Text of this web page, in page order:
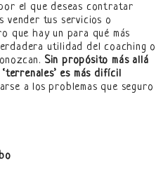
el que deseas contratar
vender tus servicios o
que hay un para qué más
utilidad del coaching o
Sin propósito más allá
es más difícil
a los problemas que seguro